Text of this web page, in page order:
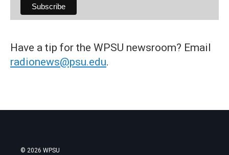
Have a tip for the WPSU newsroom? Email
radionews@psu.edu.
© 2026 WPSU